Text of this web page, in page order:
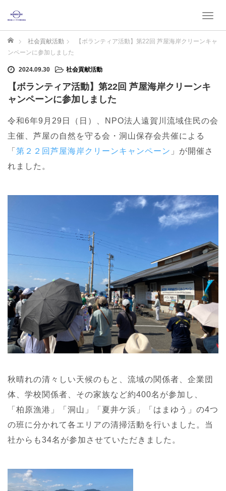
T
g
n
i
t
ホーム 社会貢献活動
【ボランティア活動】第22回 芦屋海岸クリーンキャ
ンペーンに参加しました
2024.09.30 社会貢献活動
【ボランティア活動】第22回 芦屋海岸クリーンキ
ャンペーンに参加しました
令和6年9月29日（日）、NPO法人遠賀川流域住民の会
主催、芦屋の自然を守る会・洞山保存会共催による
「 第２２回芦屋海岸クリーンキャンペーン 」が開催さ
れました。
秋晴れの清々しい天候のもと、流域の関係者、企業団
体、学校関係者、その家族など約400名が参加し、
「柏原漁港」「洞山」「夏井ケ浜」「はまゆう」の4つ
の班に分かれて各エリアの清掃活動を行いました。当
社からも34名が参加させていただきました。